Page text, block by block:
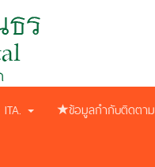
ITA. ข้อมูลกำกับติดตาม